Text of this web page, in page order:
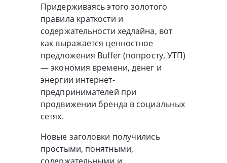
Придерживаясь этого золотого
правила краткости и
содержательности хедлайна, вот
как выражается ценностное
предложения Buffer (попросту, УТП)
— экономия времени, денег и
энергии интернет-
предпринимателей при
продвижении бренда в социальных
сетях.
Новые заголовки получились
простыми, понятными,
содержательными и